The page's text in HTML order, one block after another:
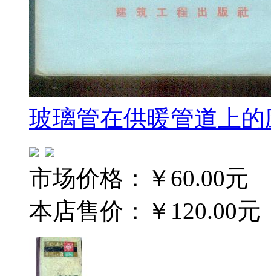
玻璃管在供暖管道上的
市场价格：
￥60.00元
本店售价：
￥120.00元